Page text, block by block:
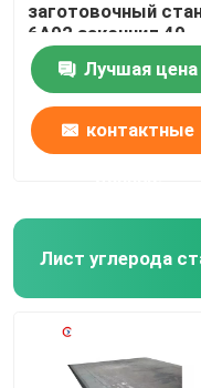
заготовочный
6A02 закончил 40-
800MM OD
Лучшая цена
контактные
Лист углерода